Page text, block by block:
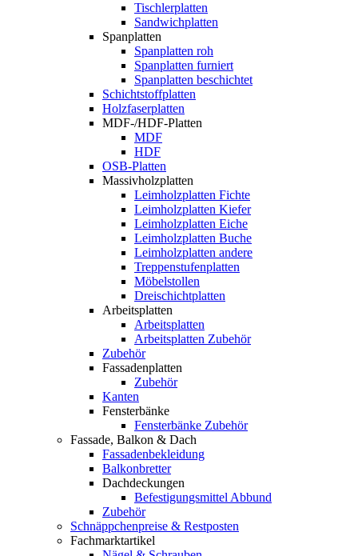
Tischlerplatten
Sandwichplatten
Spanplatten
Spanplatten roh
Spanplatten furniert
Spanplatten beschichtet
Schichtstoffplatten
Holzfaserplatten
MDF-/HDF-Platten
MDF
HDF
OSB-Platten
Massivholzplatten
Leimholzplatten Fichte
Leimholzplatten Kiefer
Leimholzplatten Eiche
Leimholzplatten Buche
Leimholzplatten andere
Treppenstufenplatten
Möbelstollen
Dreischichtplatten
Arbeitsplatten
Arbeitsplatten
Arbeitsplatten Zubehör
Zubehör
Fassadenplatten
Zubehör
Kanten
Fensterbänke
Fensterbänke Zubehör
Fassade, Balkon & Dach
Fassadenbekleidung
Balkonbretter
Dachdeckungen
Befestigungsmittel Abbund
Zubehör
Schnäppchenpreise & Restposten
Fachmarktartikel